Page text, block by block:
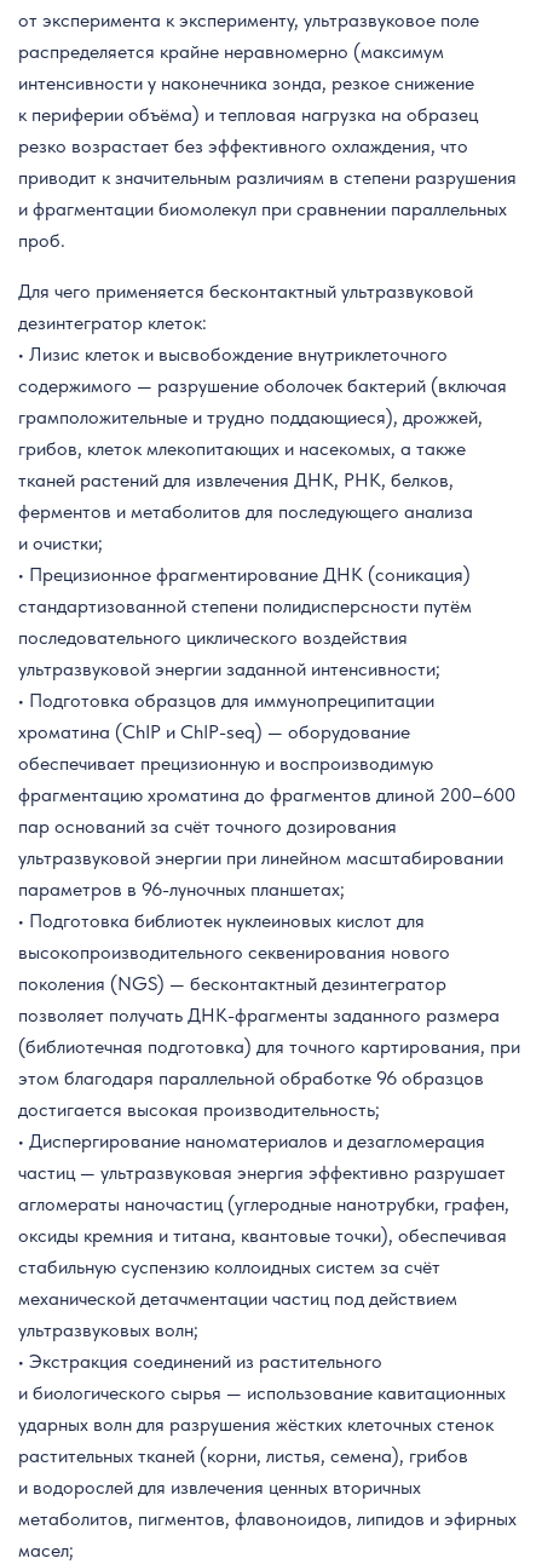
от эксперимента к эксперименту, ультразвуковое поле
распределяется крайне неравномерно (максимум
интенсивности у наконечника зонда, резкое снижение
к периферии объёма) и тепловая нагрузка на образец
резко возрастает без эффективного охлаждения, что
приводит к значительным различиям в степени разрушения
и фрагментации биомолекул при сравнении параллельных
проб.
Для чего применяется бесконтактный ультразвуковой
дезинтегратор клеток:
• Лизис клеток и высвобождение внутриклеточного
содержимого — разрушение оболочек бактерий (включая
грамположительные и трудно поддающиеся), дрожжей,
грибов, клеток млекопитающих и насекомых, а также
тканей растений для извлечения ДНК, РНК, белков,
ферментов и метаболитов для последующего анализа
и очистки;
• Прецизионное фрагментирование ДНК (соникация)
стандартизованной степени полидисперсности путём
последовательного циклического воздействия
ультразвуковой энергии заданной интенсивности;
• Подготовка образцов для иммунопреципитации
хроматина (ChIP и ChIP-seq) — оборудование
обеспечивает прецизионную и воспроизводимую
фрагментацию хроматина до фрагментов длиной 200–600
пар оснований за счёт точного дозирования
ультразвуковой энергии при линейном масштабировании
параметров в 96-луночных планшетах;
• Подготовка библиотек нуклеиновых кислот для
высокопроизводительного секвенирования нового
поколения (NGS) — бесконтактный дезинтегратор
позволяет получать ДНК-фрагменты заданного размера
(библиотечная подготовка) для точного картирования, при
этом благодаря параллельной обработке 96 образцов
достигается высокая производительность;
• Диспергирование наноматериалов и дезагломерация
частиц — ультразвуковая энергия эффективно разрушает
агломераты наночастиц (углеродные нанотрубки, графен,
оксиды кремния и титана, квантовые точки), обеспечивая
стабильную суспензию коллоидных систем за счёт
механической детачментации частиц под действием
ультразвуковых волн;
• Экстракция соединений из растительного
и биологического сырья — использование кавитационных
ударных волн для разрушения жёстких клеточных стенок
растительных тканей (корни, листья, семена), грибов
и водорослей для извлечения ценных вторичных
метаболитов, пигментов, флавоноидов, липидов и эфирных
масел;